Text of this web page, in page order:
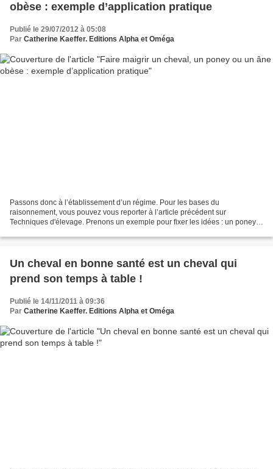
obèse : exemple d’application pratique
Publié le 29/07/2012 à 05:08
Par Catherine Kaeffer. Editions Alpha et Oméga
Passons donc à l’établissement d’un régime. Pour les bases du
raisonnement, vous pouvez vous reporter à l’article précédent sur
Techniques d'élevage. Prenons un exemple pour fixer les idées : un poney
Un cheval en bonne santé est un cheval qui
prend son temps à table !
Publié le 14/11/2011 à 09:36
Par Catherine Kaeffer. Editions Alpha et Oméga